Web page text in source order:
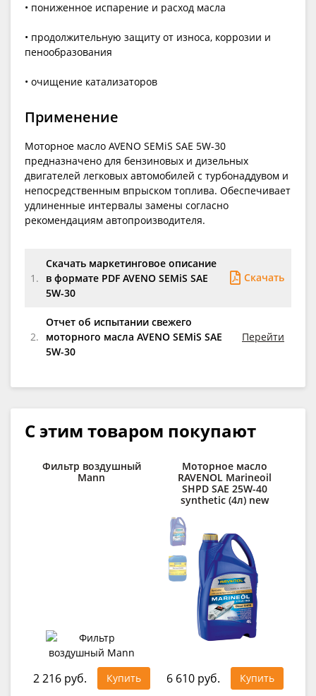
• пониженное испарение и расход масла
• продолжительную защиту от износа, коррозии и
пенообразования
• очищение катализаторов
Применение
Моторное масло AVENO SEMiS SAE 5W-30
предназначено для бензиновых и дизельных
двигателей легковых автомобилей с турбонаддувом и
непосредственным впрыском топлива. Обеспечивает
удлиненные интервалы замены согласно
рекомендациям автопроизводителя.
1.
Скачать маркетинговое описание
в формате PDF AVENO SEMiS SAE
5W-30
Скачать
2.
Отчет об испытании свежего
моторного масла AVENO SEMiS SAE
5W-30
Перейти
С этим товаром покупают
Фильтр воздушный
Mann
2 216 руб.
Купить
Моторное масло
RAVENOL Marineoil
SHPD SAE 25W-40
synthetic (4л) new
6 610 руб.
Купить